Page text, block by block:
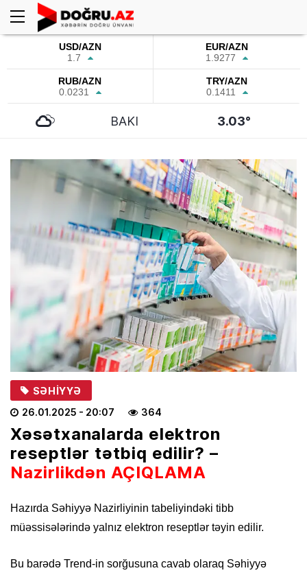
USD/AZN
1.7
EUR/AZN
1.9277
RUB/AZN
0.0231
TRY/AZN
0.1411
BAKI 3.03°
SƏHIYYƏ
26.01.2025 - 20:07 364
Xəsətxanalarda elektron
reseptlər tətbiq edilir? –
Nazirlikdən AÇIQLAMA
Hazırda Səhiyyə Nazirliyinin tabeliyindəki tibb
müəssisələrində yalnız elektron reseptlər təyin edilir.
Bu barədə Trend-in sorğusuna cavab olaraq Səhiyyə